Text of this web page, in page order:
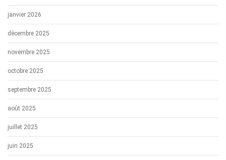
janvier 2026
décembre 2025
novembre 2025
octobre 2025
septembre 2025
août 2025
juillet 2025
juin 2025